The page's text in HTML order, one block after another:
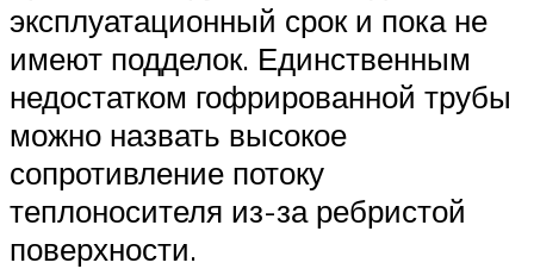
эксплуатационный срок и пока не
имеют подделок. Единственным
недостатком гофрированной трубы
можно назвать высокое
сопротивление потоку
теплоносителя из-за ребристой
поверхности.